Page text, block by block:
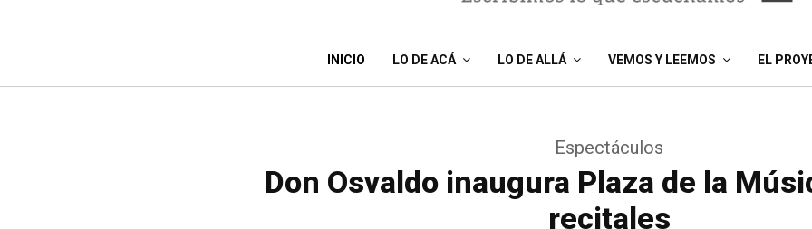
INICIO LO DE ACÁ LO DE ALLÁ VEMOS Y LEEMOS EL
Espectáculos
Don Osvaldo inaugura Plaza de la
recitales